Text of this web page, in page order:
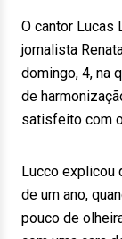
O cantor Lucas
jornalista
domingo, 4, na
de
satisfeito com
Lucco explicou
de um ano,
pouco de